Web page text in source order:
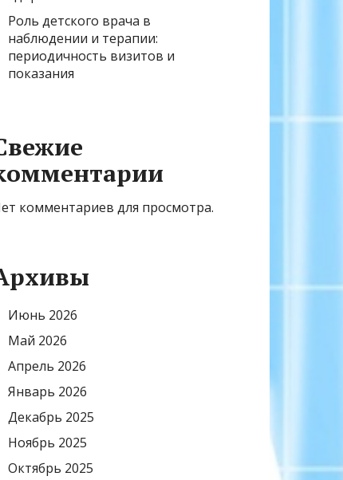
Роль детского врача в
наблюдении и терапии:
периодичность визитов и
показания
комментариев для просмотра.
Июнь 2026
Май 2026
Апрель 2026
Январь 2026
Декабрь 2025
Ноябрь 2025
Октябрь 2025